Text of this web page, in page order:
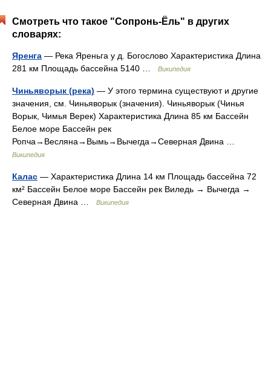
Смотреть что такое "Сопронь-Ёль" в других
словарях:
Яренга — Река Яреньга у д. Богослово Характеристика Длина
281 км Площадь бассейна 5140 …
Википедия
Чиньяворык (река) — У этого термина существуют и другие
значения, см. Чиньяворык (значения). Чиньяворык (Чинья
Ворык, Чимья Верек) Характеристика Длина 85 км Бассейн
Белое море Бассейн рек
Ропча→Весляна→Вымь→Вычегда→Северная Двина …
Википедия
Калас — Характеристика Длина 14 км Площадь бассейна 72
км² Бассейн Белое море Бассейн рек Виледь → Вычегда →
Северная Двина …
Википедия